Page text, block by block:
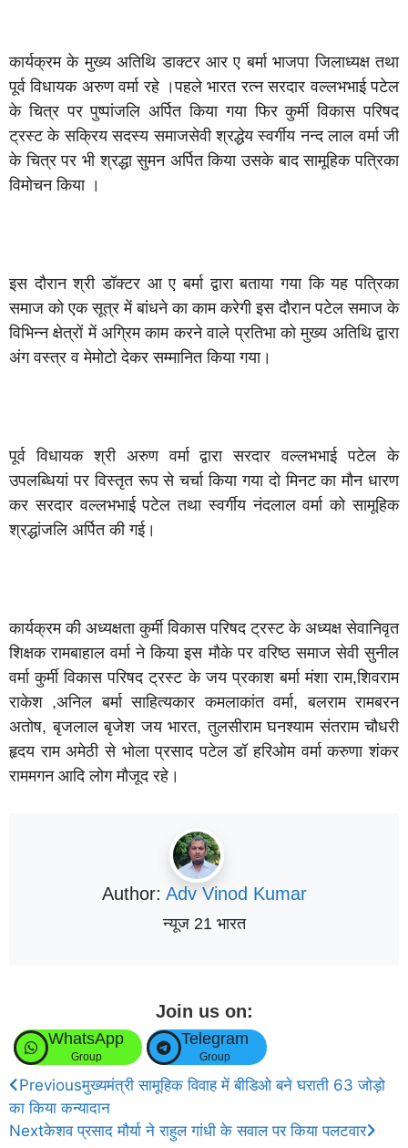
कार्यक्रम के मुख्य अतिथि डाक्टर आर ए बर्मा भाजपा जिलाध्यक्ष तथा
पूर्व विधायक अरुण वर्मा रहे ।पहले भारत रत्न सरदार वल्लभभाई पटेल
के चित्र पर पुष्पांजलि अर्पित किया गया फिर कुर्मी विकास परिषद
ट्रस्ट के सक्रिय सदस्य समाजसेवी श्रद्धेय स्वर्गीय नन्द लाल वर्मा जी
के चित्र पर भी श्रद्धा सुमन अर्पित किया उसके बाद सामूहिक पत्रिका
विमोचन किया ।
इस दौरान श्री डॉक्टर आ ए बर्मा द्वारा बताया गया कि यह पत्रिका
समाज को एक सूत्र में बांधने का काम करेगी इस दौरान पटेल समाज के
विभिन्न क्षेत्रों में अग्रिम काम करने वाले प्रतिभा को मुख्य अतिथि द्वारा
अंग वस्त्र व मेमोटो देकर सम्मानित किया गया।
पूर्व विधायक श्री अरुण वर्मा द्वारा सरदार वल्लभभाई पटेल के
उपलब्धियां पर विस्तृत रूप से चर्चा किया गया दो मिनट का मौन धारण
कर सरदार वल्लभभाई पटेल तथा स्वर्गीय नंदलाल वर्मा को सामूहिक
श्रद्धांजलि अर्पित की गई।
कार्यक्रम की अध्यक्षता कुर्मी विकास परिषद ट्रस्ट के अध्यक्ष सेवानिवृत
शिक्षक रामबाहाल वर्मा ने किया इस मौके पर वरिष्ठ समाज सेवी सुनील
वर्मा कुर्मी विकास परिषद ट्रस्ट के जय प्रकाश बर्मा मंशा राम,शिवराम
राकेश ,अनिल बर्मा साहित्यकार कमलाकांत वर्मा, बलराम रामबरन
अतोष, बृजलाल बृजेश जय भारत, तुलसीराम घनश्याम संतराम चौधरी
हृदय राम अमेठी से भोला प्रसाद पटेल डॉ हरिओम वर्मा करुणा शंकर
राममगन आदि लोग मौजूद रहे।
Author: Adv Vinod Kumar
न्यूज 21 भारत
Join us on:
WhatsApp
Group
Telegram
Group
Previousमुख्यमंत्री सामूहिक विवाह में बीडिओ बने घराती 63 जोड़ो
का किया कन्यादान
Nextकेशव प्रसाद मौर्या ने राहुल गांधी के सवाल पर किया पलटवार